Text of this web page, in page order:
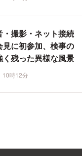
・撮影・ネット接続
見に初参加、検事の
く残った異様な風景
10時12分